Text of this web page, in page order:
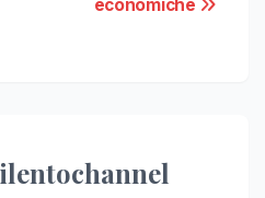
economiche